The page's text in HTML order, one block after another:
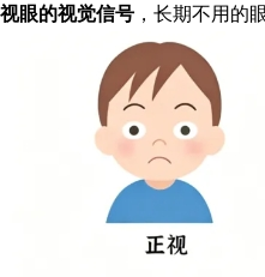
视眼的视觉信号 ，长期不用的